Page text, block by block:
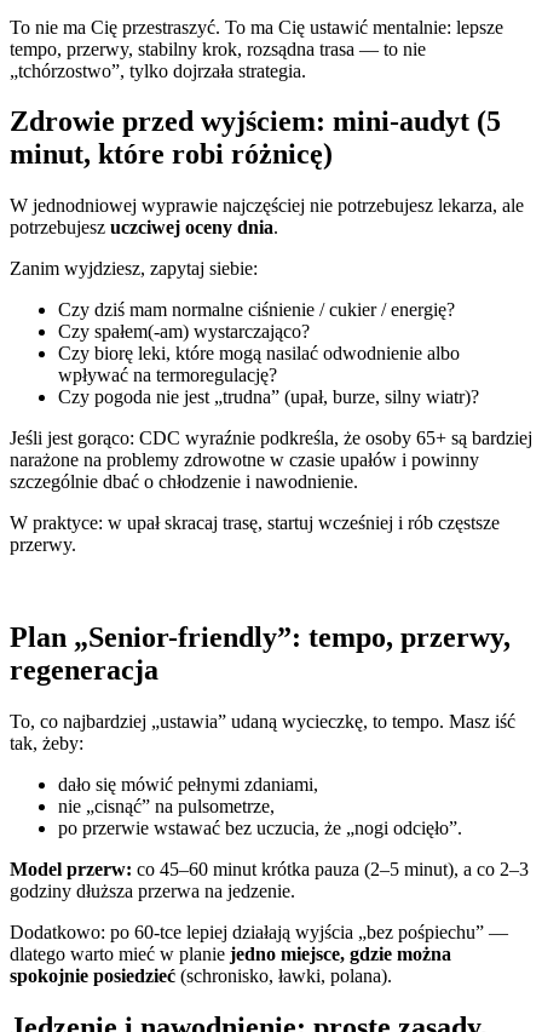
To nie ma Cię przestraszyć. To ma Cię ustawić mentalnie: lepsze
tempo, przerwy, stabilny krok, rozsądna trasa — to nie
„tchórzostwo”, tylko dojrzała strategia.
Zdrowie przed wyjściem: mini-audyt (5
minut, które robi różnicę)
W jednodniowej wyprawie najczęściej nie potrzebujesz lekarza, ale
potrzebujesz uczciwej oceny dnia.
Zanim wyjdziesz, zapytaj siebie:
Czy dziś mam normalne ciśnienie / cukier / energię?
Czy spałem(-am) wystarczająco?
Czy biorę leki, które mogą nasilać odwodnienie albo
wpływać na termoregulację?
Czy pogoda nie jest „trudna” (upał, burze, silny wiatr)?
Jeśli jest gorąco: CDC wyraźnie podkreśla, że osoby 65+ są bardziej
narażone na problemy zdrowotne w czasie upałów i powinny
szczególnie dbać o chłodzenie i nawodnienie.
W praktyce: w upał skracaj trasę, startuj wcześniej i rób częstsze
przerwy.
Plan „Senior-friendly”: tempo, przerwy,
regeneracja
To, co najbardziej „ustawia” udaną wycieczkę, to tempo. Masz iść
tak, żeby:
dało się mówić pełnymi zdaniami,
nie „cisnąć” na pulsometrze,
po przerwie wstawać bez uczucia, że „nogi odcięło”.
Model przerw: co 45–60 minut krótka pauza (2–5 minut), a co 2–3
godziny dłuższa przerwa na jedzenie.
Dodatkowo: po 60-tce lepiej działają wyjścia „bez pośpiechu” —
dlatego warto mieć w planie jedno miejsce, gdzie można
spokojnie posiedzieć (schronisko, ławki, polana).